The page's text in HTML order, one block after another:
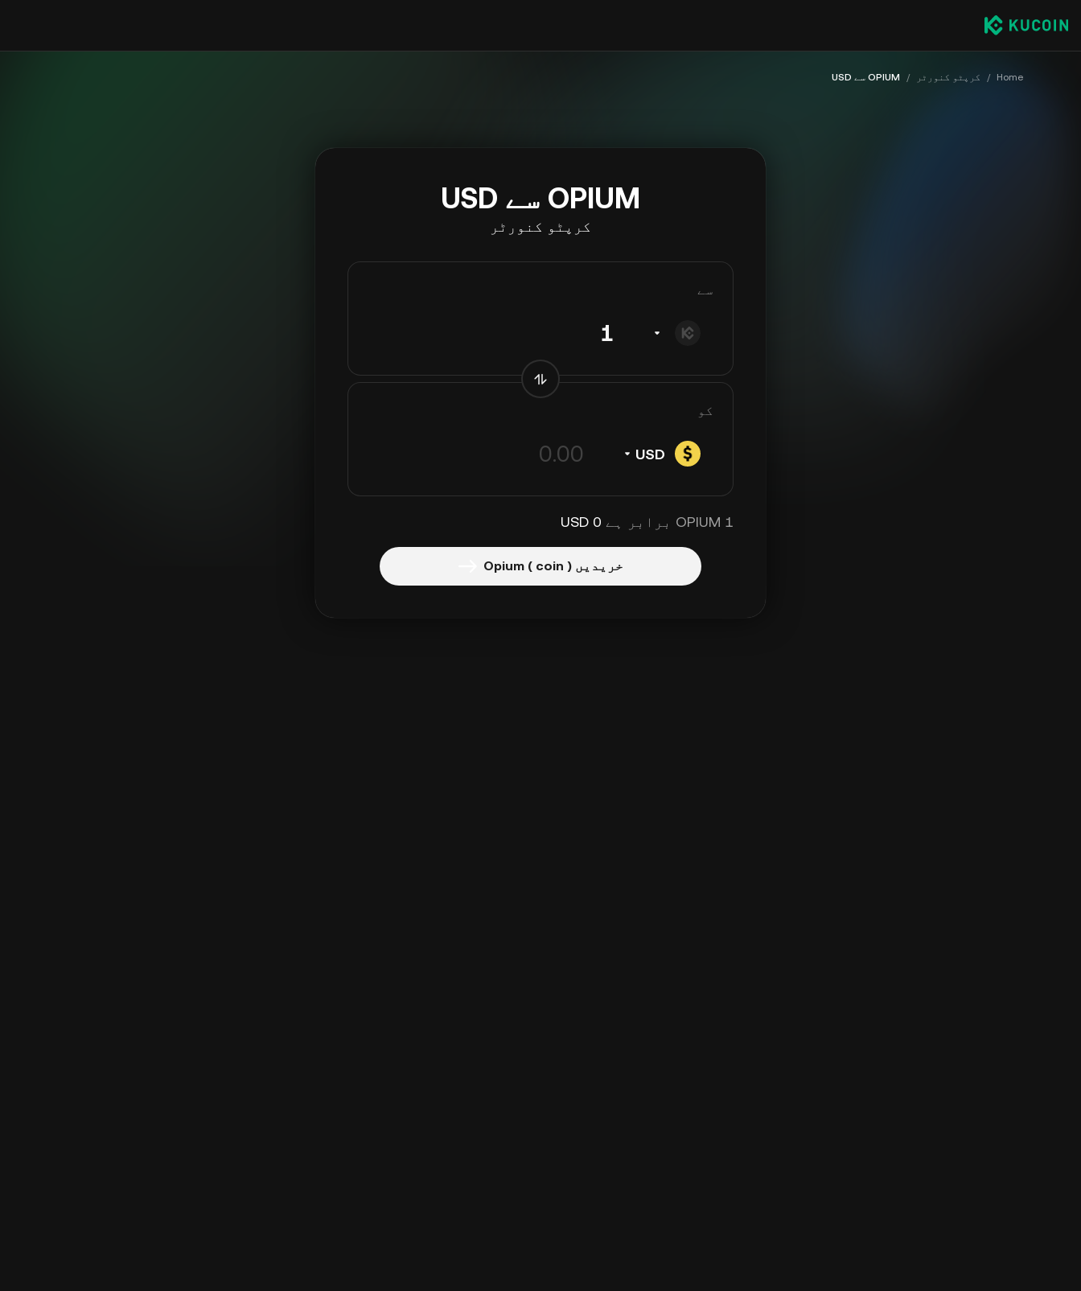
Home
/ کرپٹو کنورٹر / OPIUM سے USD
OPIUM سے USD
کرپٹو کنورٹر
سے
کو
USD
1 OPIUM برابر ہے 0 USD
خریدیں Opium ( coin )